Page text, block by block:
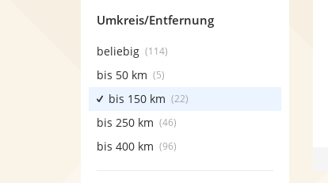
Umkreis/Entfernung
beliebig (114)
bis 50 km (5)
bis 150 km (22)
bis 250 km (46)
bis 400 km (96)